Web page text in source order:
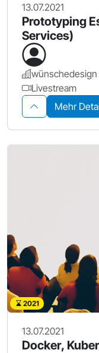
13.07.2021
Prototyping
Services)
wünschedesign
Livestream
Mehr
2021
13.07.2021
Docker,